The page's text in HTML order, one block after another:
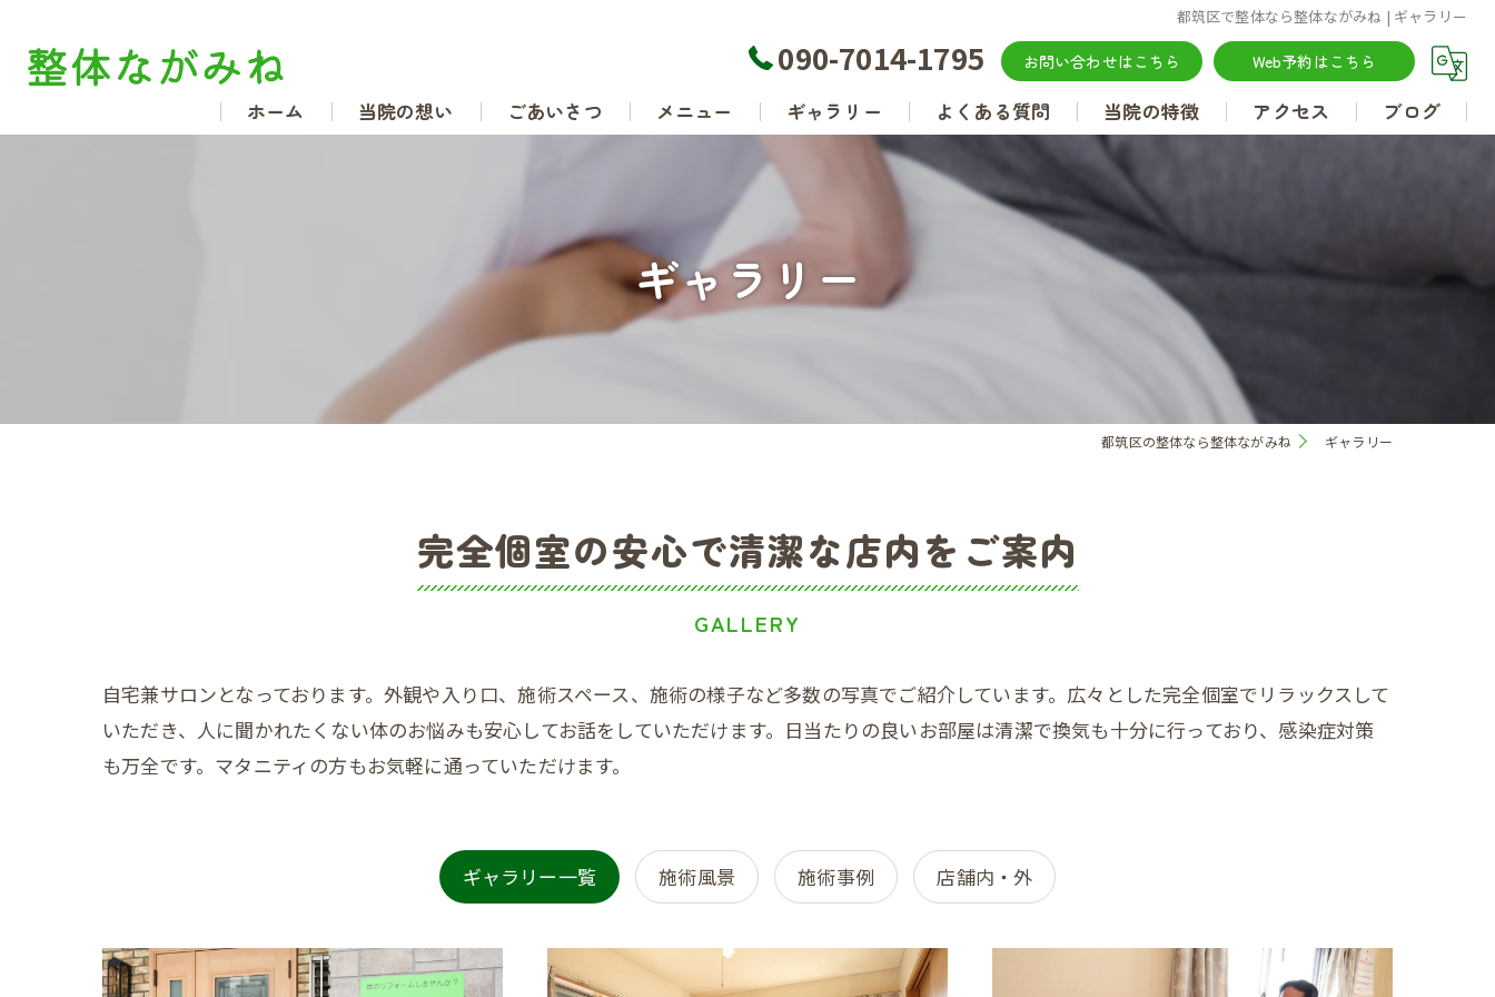
都筑区で整体なら整体ながみね | ギャラリー
090-7014-1795 お問い合わせはこちら Web予約はこちら
ホーム 当院の想い ごあいさつ メニュー ギャラリー よくある質問 当院の特徴
腰痛
肩こり
坐骨神経痛
アクセス ブログ
ギャラリー
都筑区の整体なら整体ながみね ギャラリー
完全個室の安心で清潔な店内をご案内
GALLERY
自宅兼サロンとなっております。外観や入り口、施術スペース、施術の様子など多数の写真でご紹介しています。広々とした完全個室でリラックスして
いただき、人に聞かれたくない体のお悩みも安心してお話をしていただけます。日当たりの良いお部屋は清潔で換気も十分に行っており、感染症対策
も万全です。マタニティの方もお気軽に通っていただけます。
ギャラリー一覧 施術風景 施術事例 店舗内・外